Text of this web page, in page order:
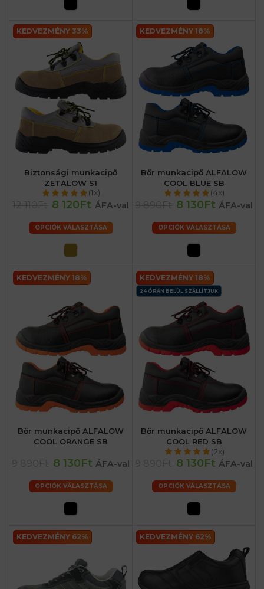
KEDVEZMÉNY 33%
Biztonsági munkacipő
ZETALOW S1
(1x)
8 120Ft ÁFA-val
OPCIÓK VÁLASZTÁSA
KEDVEZMÉNY 18%
Bőr munkacipő ALFALOW
COOL BLUE SB
(4x)
8 130Ft ÁFA-val
OPCIÓK VÁLASZTÁSA
KEDVEZMÉNY 18%
Bőr munkacipő ALFALOW
COOL ORANGE SB
8 130Ft ÁFA-val
OPCIÓK VÁLASZTÁSA
KEDVEZMÉNY 18%
24 ÓRÁN BELÜL SZÁLLÍTJUK
Bőr munkacipő ALFALOW
COOL RED SB
(2x)
8 130Ft ÁFA-val
OPCIÓK VÁLASZTÁSA
KEDVEZMÉNY 62% KEDVEZMÉNY 62%